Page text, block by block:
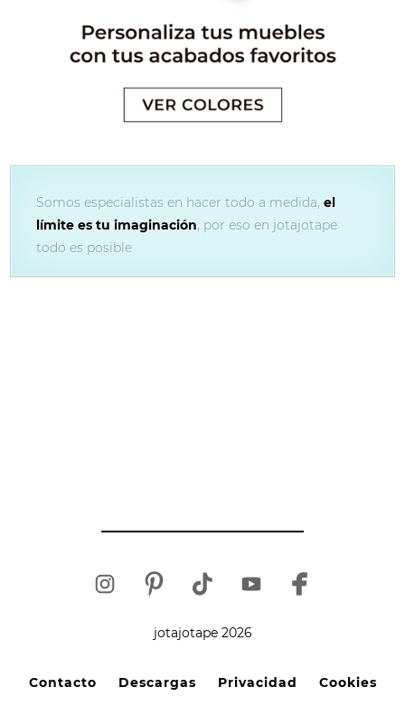
Somos especialistas en hacer todo a medida,el
límite es tu imaginación, por eso en jotajotape
todo es posible
jotajotape 2026
Contacto Descargas Privacidad Cookies